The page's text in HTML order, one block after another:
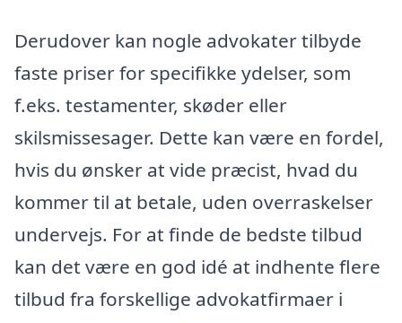
Derudover kan nogle advokater tilbyde
faste priser for specifikke ydelser, som
f.eks. testamenter, skøder eller
skilsmissesager. Dette kan være en fordel,
hvis du ønsker at vide præcist, hvad du
kommer til at betale, uden overraskelser
undervejs. For at finde de bedste tilbud
kan det være en god idé at indhente flere
tilbud fra forskellige advokatfirmaer i